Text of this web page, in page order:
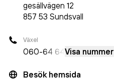
gesällvägen 12
857 53 Sundsvall
Växel
060-64 64 Visa nummer
Besök hemsida